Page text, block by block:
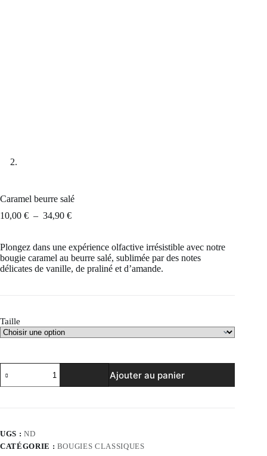
Caramel beurre salé
10,00 € – 34,90 €Plage
10,00 €
à
34,90 €
Plongez dans une expérience olfactive irrésistible avec notre
bougie caramel au beurre salé, sublimée par des notes
délicates de vanille, de praliné et d’amande.
Taille
de
Caramel
Ajouter au panier
UGS : ND
CATÉGORIE : BOUGIES CLASSIQUES